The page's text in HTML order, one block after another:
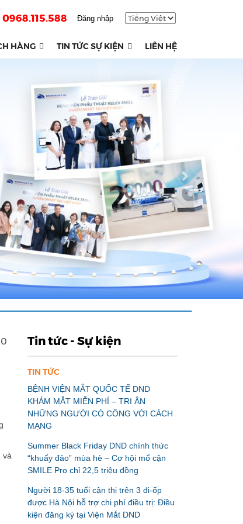
Đăng nhập
0968.115.588
HÀNG TIN TỨC SỰ KIỆN LIÊN HỆ
và
Tin tức - Sự kiện
TIN TỨC
BỆNH VIỆN MẮT QUỐC TẾ DND
KHÁM MẮT MIỄN PHÍ – TRI ÂN
NHỮNG NGƯỜI CÓ CÔNG VỚI CÁCH
MẠNG
Summer Black Friday DND chính thức
“khuấy đảo” mùa hè – Cơ hội mổ cận
SMILE Pro chỉ 22,5 triệu đồng
Người 18-35 tuổi cận thị trên 3 đi-ốp
được Hà Nội hỗ trợ chi phí điều trị: Điều
kiện đăng ký tại Viện Mắt DND